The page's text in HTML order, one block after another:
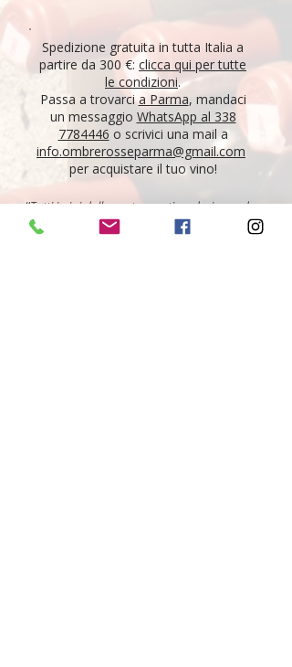
Spedizione gratuita in tutta Italia a
partire da 300 €: clicca qui per tutte
le condizioni.
Passa a trovarcia Parma, mandaci
un messaggio WhatsApp al 338
7784446 o scrivici una mail a
info.ombrerosseparma@gmail.com
per acquistare il tuo vino!
"Tutti i vini della nostra cantina derivano da un
lungo percorso di ricerca, iniziato nel 1995 con